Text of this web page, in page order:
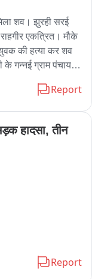
शव। झुरही सरई
एकत्रित। मौके
की हत्या कर शव
गन्नई ग्राम पंचायत
रही है। भारी भीड़
Report
हादसा, तीन
Report